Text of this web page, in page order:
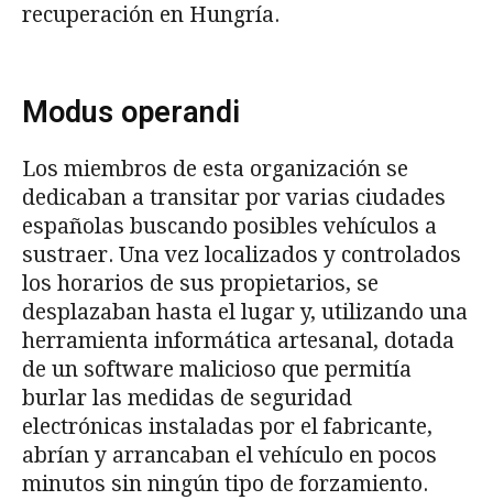
recuperación en Hungría.
Modus operandi
Los miembros de esta organización se
dedicaban a transitar por varias ciudades
españolas buscando posibles vehículos a
sustraer. Una vez localizados y controlados
los horarios de sus propietarios, se
desplazaban hasta el lugar y, utilizando una
herramienta informática artesanal, dotada
de un software malicioso que permitía
burlar las medidas de seguridad
electrónicas instaladas por el fabricante,
abrían y arrancaban el vehículo en pocos
minutos sin ningún tipo de forzamiento.